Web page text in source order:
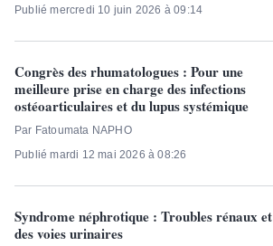
Publié mercredi 10 juin 2026 à 09:14
Congrès des rhumatologues : Pour une
meilleure prise en charge des infections
ostéoarticulaires et du lupus systémique
Par Fatoumata NAPHO
Publié mardi 12 mai 2026 à 08:26
Syndrome néphrotique : Troubles rénaux et
des voies urinaires